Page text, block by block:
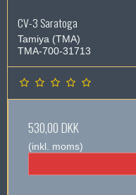
CV-3 Saratoga
Tamiya (TMA)
TMA-700-31713
530,00 DKK
(inkl. moms)